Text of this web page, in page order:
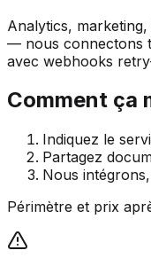
Analytics,
— nous connectons
avec webhooks
Comment ça
Indiquez le
Partagez
Nous
Périmètre et prix